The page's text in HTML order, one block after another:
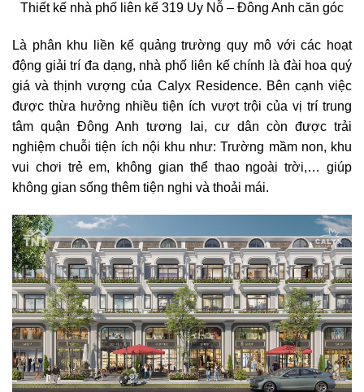
Thiết kế nhà phố liên kế 319 Uy Nỗ – Đông Anh căn góc
Là phân khu liền kế quảng trường quy mô với các hoạt
động giải trí đa dạng, nhà phố liên kế chính là đài hoa quý
giá và thịnh vượng của Calyx Residence. Bên cạnh việc
được thừa hưởng nhiều tiện ích vượt trội của vị trí trung
tâm quận Đông Anh tương lai, cư dân còn được trải
nghiệm chuỗi tiện ích nội khu như: Trường mầm non, khu
vui chơi trẻ em, không gian thể thao ngoài trời,… giúp
không gian sống thêm tiện nghi và thoải mái.